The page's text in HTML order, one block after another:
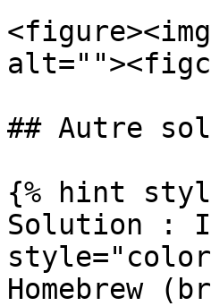
## Autre
{% hint
Solution :
Homebrew